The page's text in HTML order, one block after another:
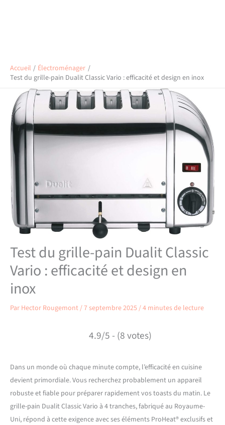
Accueil
Électroménager
Test du grille-pain Dualit Classic Vario : efficacité et design en inox
Test du grille-pain Dualit Classic
Vario : efficacité et design en
inox
Par Hector Rougemont/7 septembre 2025/4 minutes de lecture
4.9/5 - (8 votes)
Dans un monde où chaque minute compte, l’efficacité en cuisine
devient primordiale. Vous recherchez probablement un appareil
robuste et fiable pour préparer rapidement vos toasts du matin. Le
grille-pain Dualit Classic Vario à 4 tranches, fabriqué au Royaume-
Uni, répond à cette exigence avec ses éléments ProHeat® exclusifs et